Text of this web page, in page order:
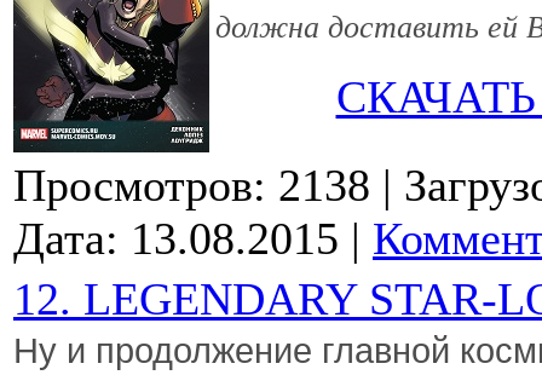
должна доставить ей
Просмотров: 2138 |
Дата: 13.08.2015 |
12. LEGENDARY STAR-
Ну и продолжение главной